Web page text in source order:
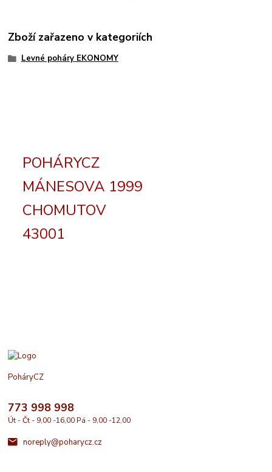
Zboží zařazeno v kategoriích
Levné poháry EKONOMY
POHÁRYCZ
MÁNESOVA 1999
CHOMUTOV
43001
PoháryCZ
773 998 998
Út - Čt - 9,00 -16,00 Pá - 9,00 -12,00
noreply@poharycz.cz